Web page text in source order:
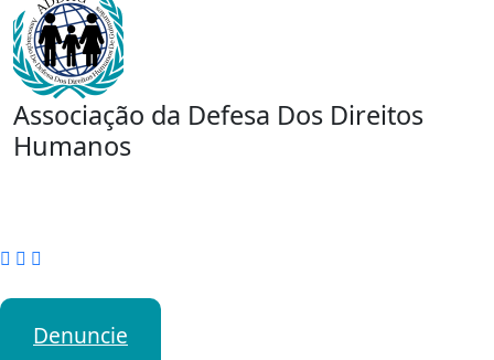
Associação da Defesa Dos Direitos
Humanos
Denuncie